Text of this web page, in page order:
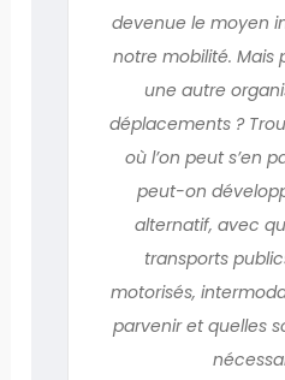
devenue le moyen
notre mobilité.
une autre
déplacements ?
où l’on peut s’en
peut-on
alternatif, avec
transports
motorisés,
parvenir et quelles